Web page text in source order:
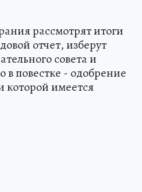
рассмотрят итоги
отчет, изберут
совета и
в повестке - одобрение
которой имеется